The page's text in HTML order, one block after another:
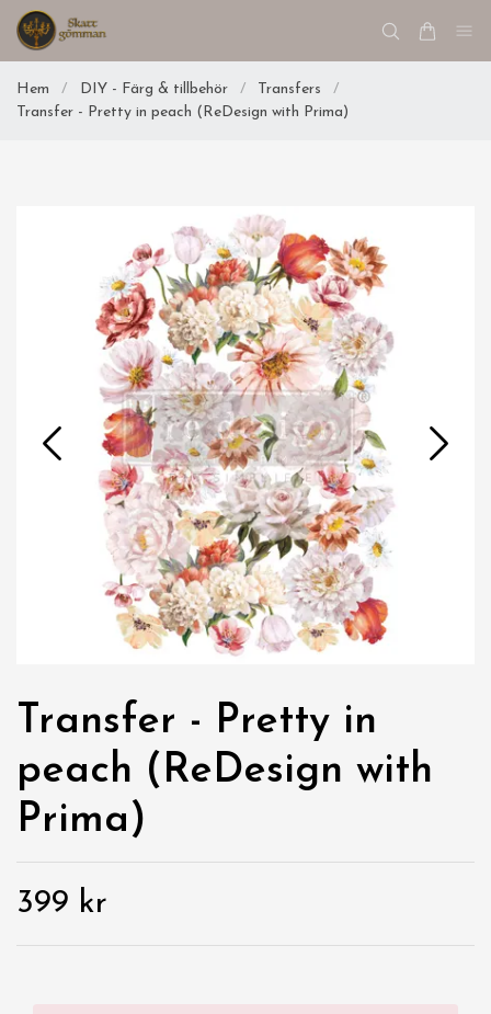
Hem / DIY - Färg & tillbehör / Transfers
/
Transfer - Pretty in peach (ReDesign with Prima)
Transfer - Pretty in
peach (ReDesign with
Prima)
399 kr